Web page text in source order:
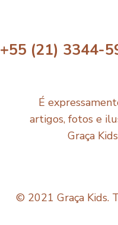
+55 (21) 3344-
É
artigos, fotos e
Graça
© 2021 Graça Kids.